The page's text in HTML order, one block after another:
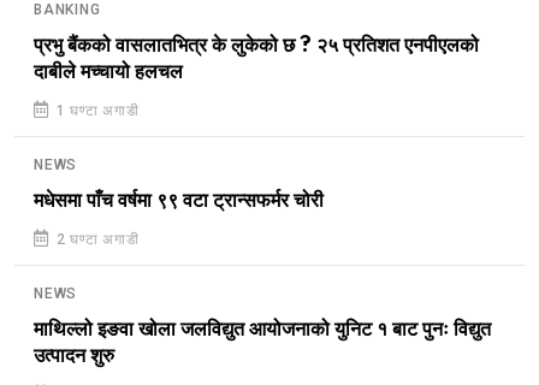
BANKING
प्रभु बैंकको वासलातभित्र के लुकेको छ ? २५ प्रतिशत एनपीएलको
दाबीले मच्चायो हलचल
1 घण्टा अगाडी
NEWS
मधेसमा पाँच वर्षमा ९९ वटा ट्रान्सफर्मर चोरी
2 घण्टा अगाडी
NEWS
माथिल्लो इङवा खोला जलविद्युत आयोजनाको युनिट १ बाट पुनः विद्युत
उत्पादन शुरु